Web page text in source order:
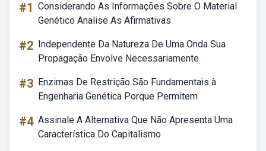
#1 Considerando As Informações Sobre O Material
Genético Analise As Afirmativas
#2 Independente Da Natureza De Uma Onda Sua
Propagação Envolve Necessariamente
#3 Enzimas De Restrição São Fundamentais à
Engenharia Genética Porque Permitem
#4 Assinale A Alternativa Que Não Apresenta Uma
Característica Do Capitalismo